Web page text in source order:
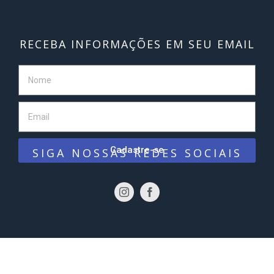
RECEBA INFORMAÇÕES EM SEU EMAIL
Cadastre-se
SIGA NOSSAS REDES SOCIAIS